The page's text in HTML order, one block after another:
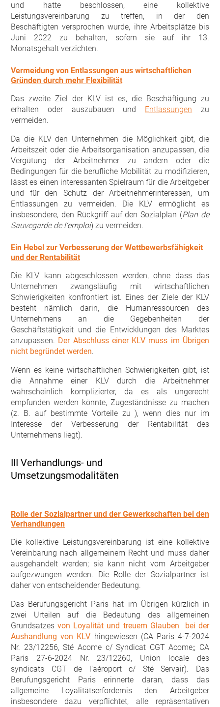
und hatte beschlossen, eine kollektive
Leistungsvereinbarung zu treffen, in der den
Beschäftigten versprochen wurde, ihre Arbeitsplätze bis
Juni 2022 zu behalten, sofern sie auf ihr 13.
Monatsgehalt verzichten.
Vermeidung von Entlassungen aus wirtschaftlichen
Gründen durch mehr Flexibilität
Das zweite Ziel der KLV ist es, die Beschäftigung zu
erhalten oder auszubauen und Entlassungen zu
vermeiden.
Da die KLV den Unternehmen die Möglichkeit gibt, die
Arbeitszeit oder die Arbeitsorganisation anzupassen, die
Vergütung der Arbeitnehmer zu ändern oder die
Bedingungen für die berufliche Mobilität zu modifizieren,
lässt es einen interessanten Spielraum für die Arbeitgeber
und für den Schutz der Arbeitnehmerinteressen, um
Entlassungen zu vermeiden. Die KLV ermöglicht es
insbesondere, den Rückgriff auf den Sozialplan (Plan de
Sauvegarde de l’emploi) zu vermeiden.
Ein Hebel zur Verbesserung der Wettbewerbsfähigkeit
und der Rentabilität
Die KLV kann abgeschlossen werden, ohne dass das
Unternehmen zwangsläufig mit wirtschaftlichen
Schwierigkeiten konfrontiert ist. Eines der Ziele der KLV
besteht nämlich darin, die Humanressourcen des
Unternehmens an die Gegebenheiten der
Geschäftstätigkeit und die Entwicklungen des Marktes
anzupassen. Der Abschluss einer KLV muss im Übrigen
nicht begründet werden.
Wenn es keine wirtschaftlichen Schwierigkeiten gibt, ist
die Annahme einer KLV durch die Arbeitnehmer
wahrscheinlich komplizierter, da es als ungerecht
empfunden werden könnte, Zugeständnisse zu machen
(z. B. auf bestimmte Vorteile zu ), wenn dies nur im
Interesse der Verbesserung der Rentabilität des
Unternehmens liegt).
III Verhandlungs- und
Umsetzungsmodalitäten
Rolle der Sozialpartner und der Gewerkschaften bei den
Verhandlungen
Die kollektive Leistungsvereinbarung ist eine kollektive
Vereinbarung nach allgemeinem Recht und muss daher
ausgehandelt werden; sie kann nicht vom Arbeitgeber
aufgezwungen werden. Die Rolle der Sozialpartner ist
daher von entscheidender Bedeutung.
Das Berufungsgericht Paris hat im Übrigen kürzlich in
zwei Urteilen auf die Bedeutung des allgemeinen
Grundsatzesvon Loyalität und treuem Glauben
bei der
Aushandlung von KLV hingewiesen (CA Paris 4-7-2024
Nr. 23/12256, Sté Acome c/ Syndicat CGT Acome;; CA
Paris 27-6-2024 Nr. 23/12260, Union locale des
syndicats CGT de l’aéroport c/ Sté Servair). Das
Berufungsgericht Paris erinnerte daran, dass das
allgemeine Loyalitätserfordernis den Arbeitgeber
insbesondere dazu verpflichtet, alle repräsentativen